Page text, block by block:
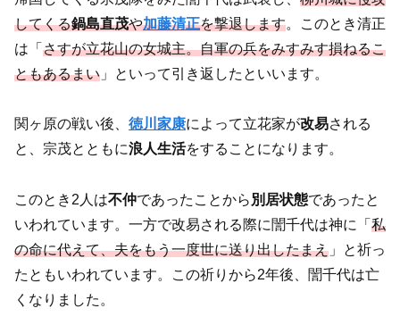
してくる鍋島直茂や加藤清正を撃退します。このとき清正
は「 さすが立花山の女城主。自軍の兵をみすみす損ねるこ
ともあるまい 」といって引き返したといいます。
関ヶ原の戦い後、 徳川家康によって立花家が改易される
と、宗茂とともに浪人生活をすることになります。
このとき2人は不仲であったことから 別居状態であったと
いわれています。一方で改易される際に誾千代は神に「 私
の命に代えて、夫をもう一度世に送り出したまえ 」と祈っ
たともいわれています。この祈りから2年後、誾千代は亡
くなりました。